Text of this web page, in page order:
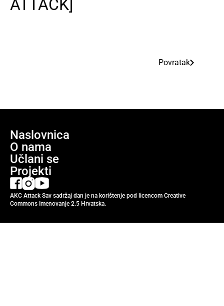
ATTACK]
Povratak
Naslovnica
O nama
Učlani se
Projekti
AKC Attack Sav sadržaj dan je na korištenje pod licencom Creative
Commons Imenovanje 2.5 Hrvatska.